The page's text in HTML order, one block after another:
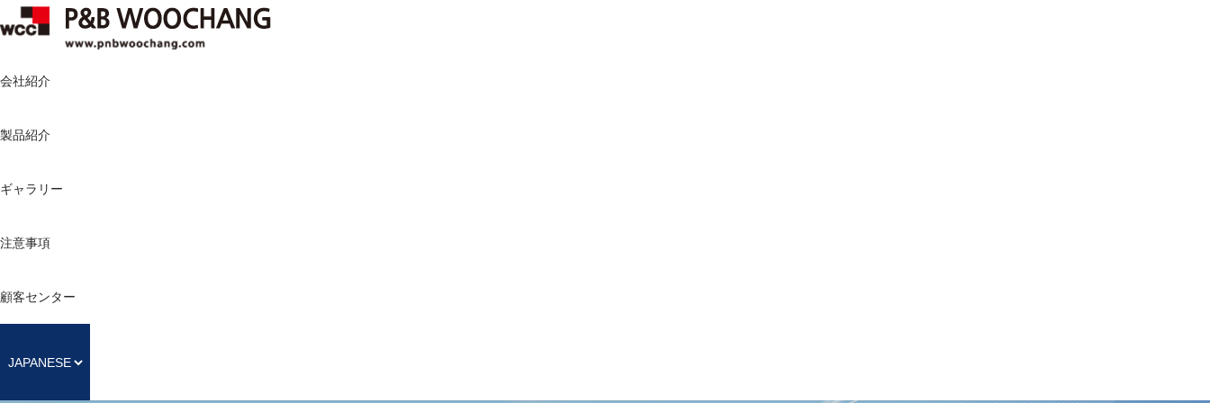
会社紹介
製品紹介
ギャラリー
注意事項
顧客センター